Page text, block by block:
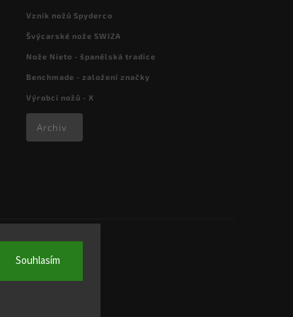
Souhlasím
Vznik nožů Spyderco
Švýcarské nože SWIZA
Nože Nieto - španělská tradice
Benchmade - založení značky
Výrobci nožů - X
Archiv